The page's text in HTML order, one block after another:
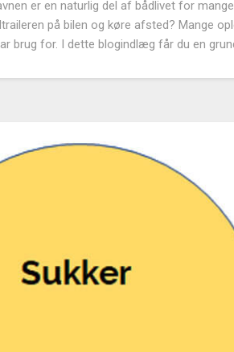
er en naturlig del af bådlivet for
på bilen og køre afsted? Mange
brug for. I dette blogindlæg får du en